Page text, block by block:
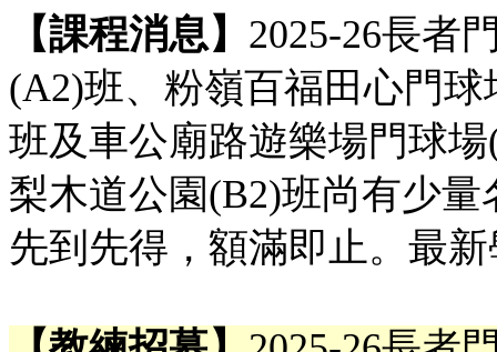
【課程消息】 2025-26長者
(A2)班、粉嶺百福田心門
班及車公廟路遊樂場門球
梨木道公園(B2)班尚有少
先到先得，額滿即止。最